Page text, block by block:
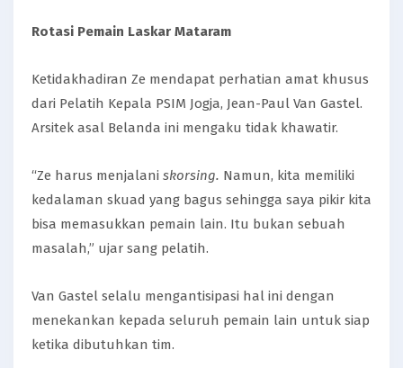
Rotasi Pemain Laskar Mataram
Ketidakhadiran Ze mendapat perhatian amat khusus
dari Pelatih Kepala PSIM Jogja, Jean-Paul Van Gastel.
Arsitek asal Belanda ini mengaku tidak khawatir.
“Ze harus menjalani skorsing. Namun, kita memiliki
kedalaman skuad yang bagus sehingga saya pikir kita
bisa memasukkan pemain lain. Itu bukan sebuah
masalah,” ujar sang pelatih.
Van Gastel selalu mengantisipasi hal ini dengan
menekankan kepada seluruh pemain lain untuk siap
ketika dibutuhkan tim.